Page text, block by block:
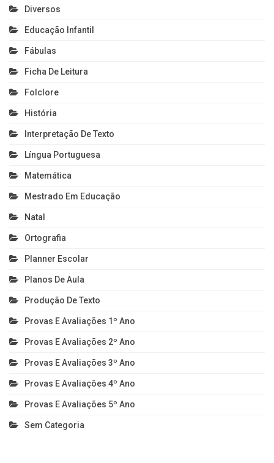
Diversos
Educação Infantil
Fábulas
Ficha De Leitura
Folclore
História
Interpretação De Texto
Língua Portuguesa
Matemática
Mestrado Em Educação
Natal
Ortografia
Planner Escolar
Planos De Aula
Produção De Texto
Provas E Avaliações 1º Ano
Provas E Avaliações 2º Ano
Provas E Avaliações 3º Ano
Provas E Avaliações 4º Ano
Provas E Avaliações 5º Ano
Sem Categoria